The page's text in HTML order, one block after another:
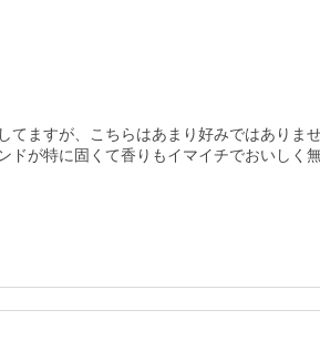
ますが、こちらはあまり好みではありま
ドが特に固くて香りもイマイチでおいしく